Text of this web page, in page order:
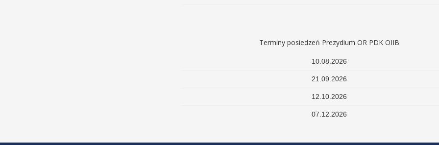
Terminy posiedzeń Prezydium OR PDK OIIB
10.08.2026
21.09.2026
12.10.2026
07.12.2026